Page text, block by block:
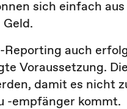
sich einfach
auch
Voraussetzung.
damit es nicht
-empfänger kommt.